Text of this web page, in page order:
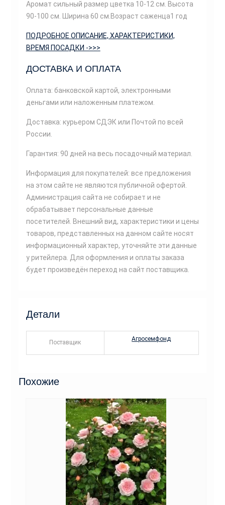
Аромат сильный размер цветка 10-12 см. Высота
90-100 см. Ширина 60 см.Возраст саженца1 год
ПОДРОБНОЕ ОПИСАНИЕ, ХАРАКТЕРИСТИКИ,
ВРЕМЯ ПОСАДКИ ->>>
ДОСТАВКА И ОПЛАТА
Оплата: банковской картой, электронными
деньгами или наложенным платежом.
Доставка: курьером СДЭК или Почтой по всей
России.
Гарантия: 90 дней на весь посадочный материал.
Информация для покупателей: все предложения
на этом сайте не являются публичной офертой.
Администрация сайта не собирает и не
обрабатывает персональные данные
посетителей. Внешний вид, характеристики и цены
товаров, представленных на данном сайте носят
информационный характер, уточняйте эти данные
у ритейлера. Для оформления и оплаты заказа
будет произведён переход на сайт поставщика.
Детали
Поставщик Агросемфонд
Похожие